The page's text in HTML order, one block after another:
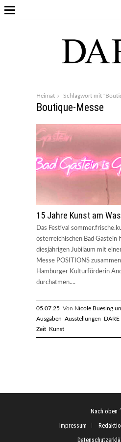
Heimat Schlagwort mit
Boutique-Messe
15 Jahre Kunst am
Das Festival
österreichischen Bad Gastein
diesjährigen Jubiläum mit
Messe POSITIONS
Hamburger Kulturförderin
durchatmen....
05.07.25 Von Nicole Buesing
Ausgaben Ausstellungen DARE
Zeit Kunst
Nach oben ˆ
Impressum